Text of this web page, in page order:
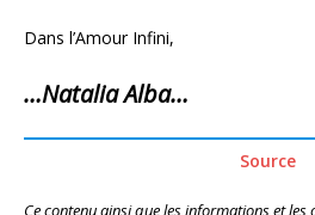
Dans l’Amour Infini,
…Natalia Alba…
Source
Ce contenu ainsi que les informations et